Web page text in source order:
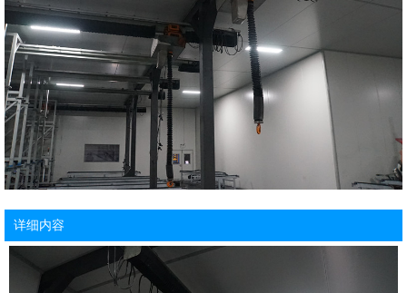
详细内容